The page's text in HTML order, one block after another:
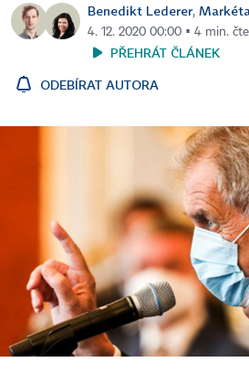
Benedikt Lederer,
4. 12. 2020 00:00 ▪ 4 min.
PŘEHRÁT ČLÁNEK
ODEBÍRAT AUTORA